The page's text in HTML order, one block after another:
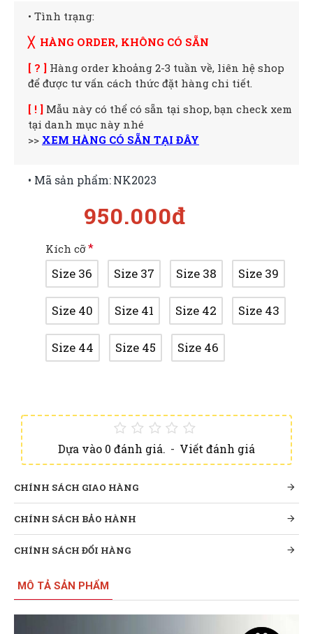
• Tình trạng:
╳ HÀNG ORDER, KHÔNG CÓ SẴN
[ ? ] Hàng order khoảng 2-3 tuần về, liên hệ shop
để được tư vấn cách thức đặt hàng chi tiết.
[ ! ] Mẫu này có thể có sẵn tại shop, bạn check xem
tại danh mục này nhé
>> XEM HÀNG CÓ SẴN TẠI ĐÂY
Dựa vào 0 đánh giá. - Viết đánh giá
950.000đ
• Mã sản phẩm:NK2023
Kích cỡ
Size 36 Size 37 Size 38 Size 39
Size 40 Size 41 Size 42 Size 43
Size 44 Size 45 Size 46
CHÍNH SÁCH GIAO HÀNG
CHÍNH SÁCH BẢO HÀNH
CHÍNH SÁCH ĐỔI HÀNG
MÔ TẢ SẢN PHẨM